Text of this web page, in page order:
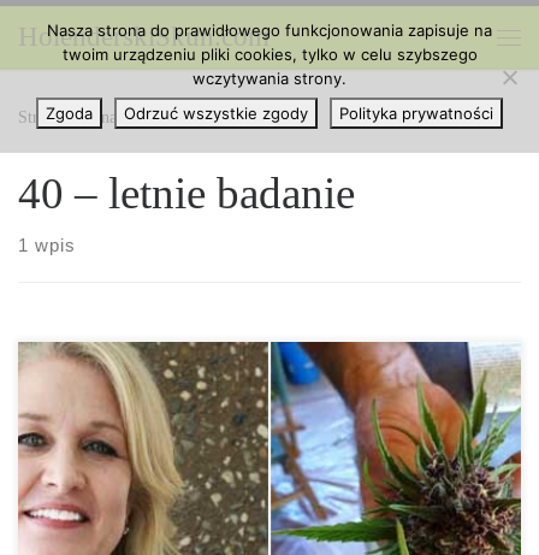
Przejdź do treści
HolenderskiSkun.com
Strona główna » 40 – letnie badanie
40 – letnie badanie
1 wpis
Kiedy pierwszy raz zetknąłeś się z alkoholem? Dla wielu ludzi
relacja z alkoholem zaczęła się gdzieś w okresie dojrzewania.
Kulturalna akceptacja alkoholu doprowadziła do tego, że picie
alkoholu jest nie tylko „w porządku”, ale wręcz postrzegane jest
jako „super” zwłaszcza wśród młodzieży w wieku gimnazjalnym
oraz licealnym. Rice University’s Baker Institute for Public Policy
Nasza strona do prawidłowego funkcjonowania zapisuje na
twoim urządzeniu pliki cookies, tylko w celu szybszego
wczytywania strony.
Zgoda
Odrzuć wszystkie zgody Polityka prywatności